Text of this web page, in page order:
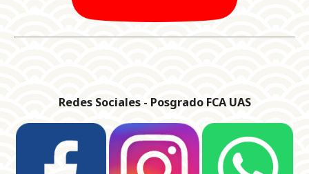
Redes Sociales - Posgrado FCA UAS